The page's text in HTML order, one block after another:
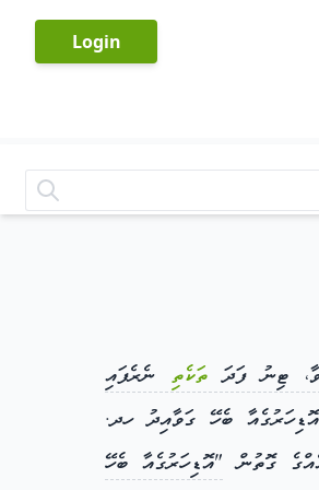
Login
ވާ، ޓިނު ފަދަތަކެތި ނެރެފައި
ބެހޭ ގަވާއިދު ހދ.
"އޮޑިހަރުގެއާ ބެހޭ